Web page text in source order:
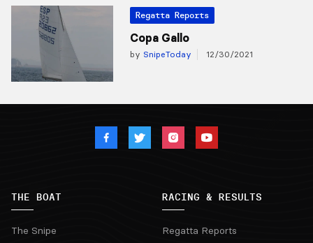
Regatta Reports
Copa Gallo
by SnipeToday 12/30/2021
THE BOAT
The Snipe
RACING & RESULTS
Regatta Reports